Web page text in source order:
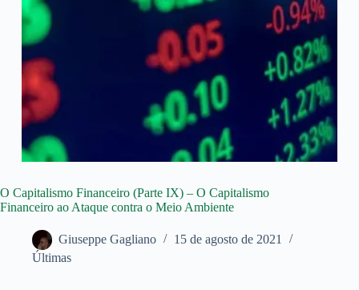
O Capitalismo Financeiro (Parte IX) – O Capitalismo
Financeiro ao Ataque contra o Meio Ambiente
Giuseppe Gagliano
15 de agosto de 2021
Últimas